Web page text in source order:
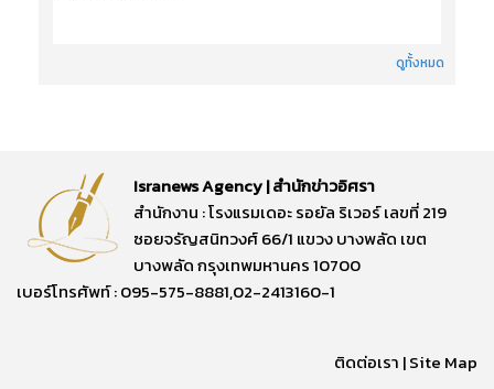
ดูทั้งหมด
Isranews Agency | สำนักข่าวอิศรา
สำนักงาน : โรงแรมเดอะ รอยัล ริเวอร์ เลขที่ 219
ซอยจรัญสนิทวงศ์ 66/1 แขวง บางพลัด เขต
บางพลัด กรุงเทพมหานคร 10700
เบอร์โทรศัพท์ : 095-575-8881,02-2413160-1
ติดต่อเรา |Site Map